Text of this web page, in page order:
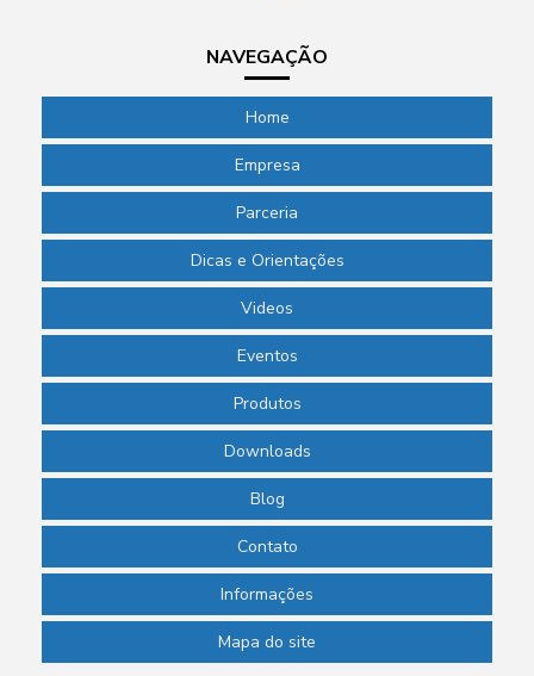
NAVEGAÇÃO
Home
Empresa
Parceria
Dicas e Orientações
Videos
Eventos
Produtos
Downloads
Blog
Contato
Informações
Mapa do site